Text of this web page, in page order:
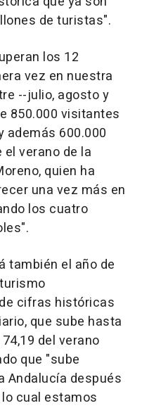
de turistas".
los 12
vez en nuestra
--julio, agosto y
850.000 visitantes
además 600.000
verano de la
quien ha
una vez más en
los cuatro
también el año de
cifras históricas
que sube hasta
del verano
que "sube
Andalucía después
lo cual estamos